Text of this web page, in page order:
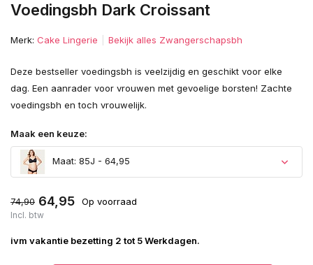
Voedingsbh Dark Croissant
Merk: Cake Lingerie Bekijk alles Zwangerschapsbh
Deze bestseller voedingsbh is veelzijdig en geschikt voor elke
dag. Een aanrader voor vrouwen met gevoelige borsten! Zachte
voedingsbh en toch vrouwelijk.
Maak een keuze:
Maat: 85J - 64,95
74,90 64,95 Op voorraad
Incl. btw
ivm vakantie bezetting 2 tot 5 Werkdagen.